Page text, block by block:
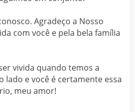
Agradeço a Nosso
com você e pela bela família
vivida quando temos a
lado e você é certamente essa
meu amor!